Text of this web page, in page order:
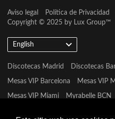
Aviso legal Política de Privacidad
Copyright © 2025 by Lux Group™
English
Discotecas Madrid Discotecas
Mesas VIP Barcelona Mesas VIP
Mesas VIP Miami Myrabelle BCN